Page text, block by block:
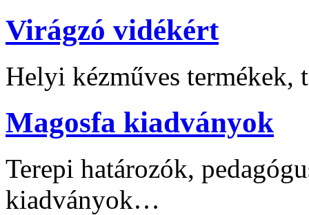
Virágzó vidékért
Helyi kézműves
Magosfa kiadványok
Terepi határozók,
kiadványok…